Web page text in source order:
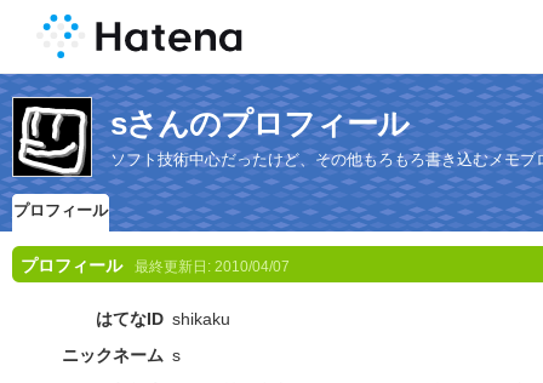
sさんのプロフィール
ソフト技術中心だったけど、その他もろもろ書き込むメモブ
プロフィール
プロフィール 最終更新日: 2010/04/07
はてなID shikaku
ニックネーム s